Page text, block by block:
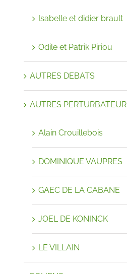
Isabelle et didier brault
Odile et Patrik Piriou
AUTRES DEBATS
AUTRES
Alain Crouillebois
DOMINIQUE VAUPRES
GAEC DE LA CABANE
JOEL DE KONINCK
LE VILLAIN